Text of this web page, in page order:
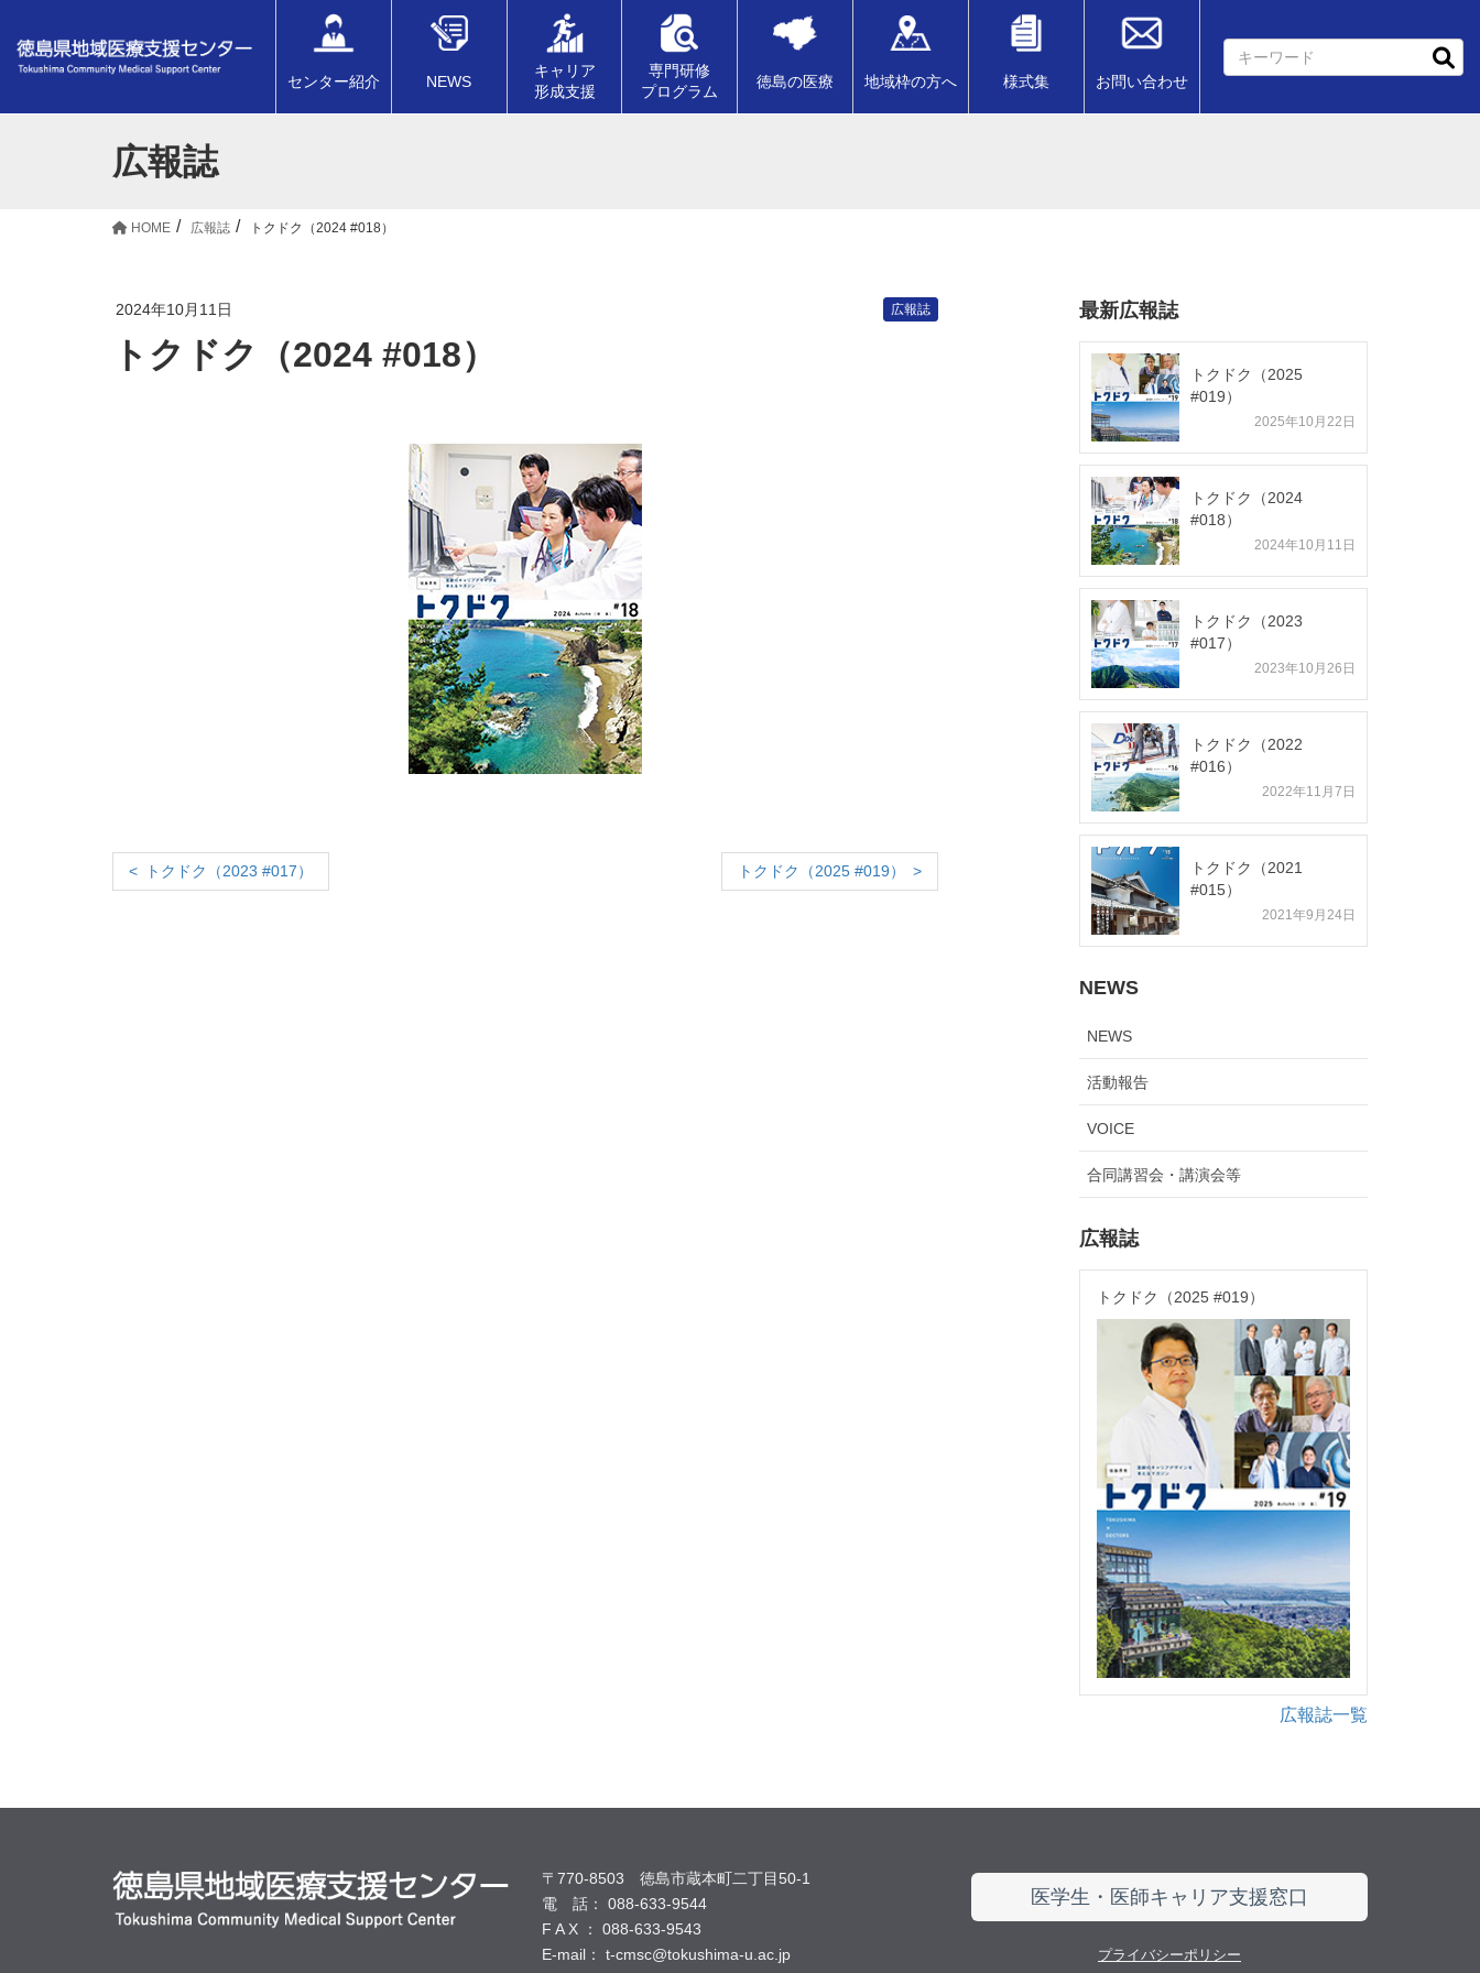
センター紹介 NEWS
キャリア
形成支援
専門研修
プログラム
徳島の医療 地域枠の方へ 様式集 お問い合わせ
広報誌
HOME 広報誌 トクドク（2024 #018）
2024年10月11日 広報誌
トクドク（2024 #018）
トクドク（2023 #017） トクドク（2025 #019）
最新広報誌
トクドク（2025
#019）
2025年10月22日
トクドク（2024
#018）
2024年10月11日
トクドク（2023
#017）
2023年10月26日
トクドク（2022
#016）
2022年11月7日
トクドク（2021
#015）
2021年9月24日
NEWS
NEWS
活動報告
VOICE
合同講習会・講演会等
広報誌
トクドク（2025 #019）
広報誌一覧
〒770-8503 徳島市蔵本町二丁目50-1
電 話： 088-633-9544
F A X ： 088-633-9543
E-mail： t-cmsc@tokushima-u.ac.jp
医学生・医師キャリア支援窓口
プライバシーポリシー